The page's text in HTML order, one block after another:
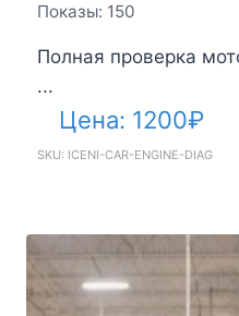
Показы: 150
Полная проверка
...
Цена: 1200₽
SKU: ICENI-CAR-ENGINE-DIAG